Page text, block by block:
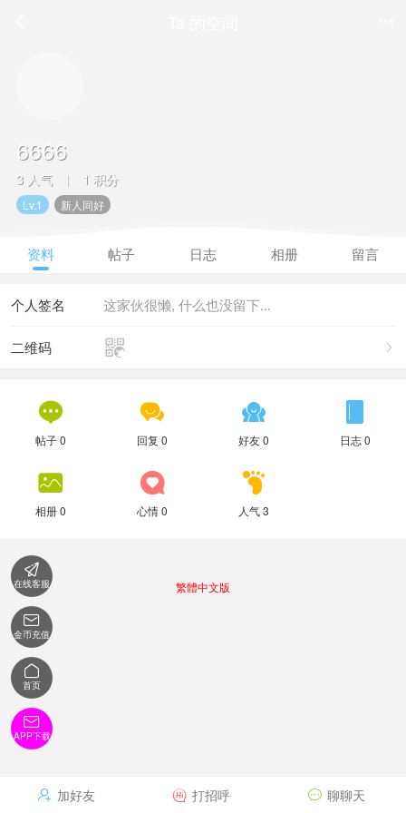
6666
3 人气 | 1 积分
Lv.1 新人同好
资料 帖子 日志 相册 留言
这家伙很懒, 什么也没留下...
个人签名


二维码

帖子 0

回复 0

好友 0

日志 0

相册 0

心情 0

人气 3
 加好友  打招呼  聊聊天
繁體中文版

在线客服

金币充值

首页

APP下载